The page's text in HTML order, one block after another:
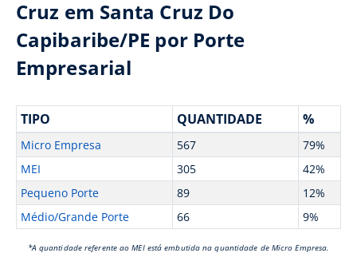
Cruz em Santa Cruz Do
Capibaribe/PE por Porte
Empresarial
TIPO QUANTIDADE %
Micro Empresa 567
79%
MEI
305
42%
Pequeno Porte
89
12%
Médio/Grande Porte
66 9%
*A quantidade referente ao MEI está embutida na quantidade de Micro Empresa.